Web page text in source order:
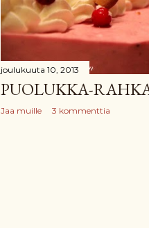
joulukuuta 10, 2013
PUOLUKKA-
Jaa muille 3 kommenttia